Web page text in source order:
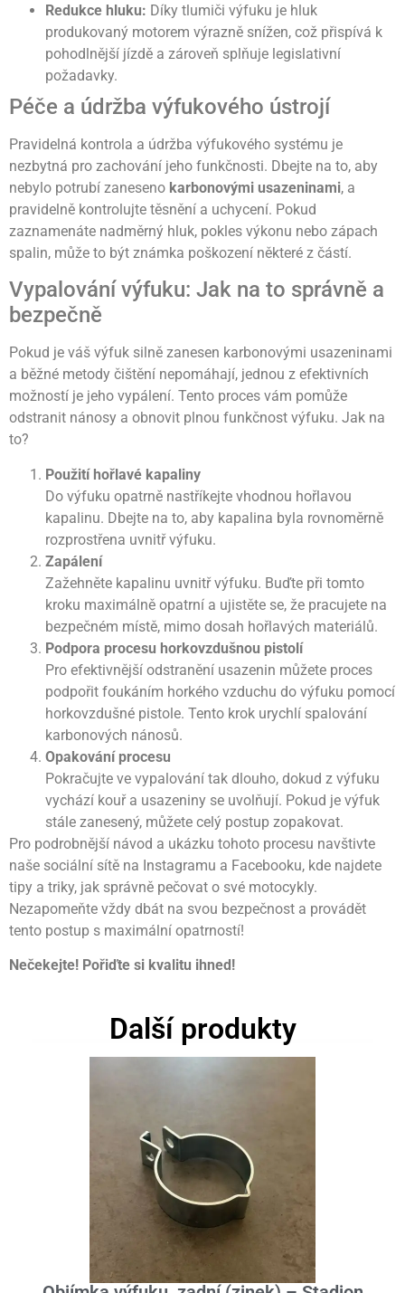
Redukce hluku: Díky tlumiči výfuku je hluk
produkovaný motorem výrazně snížen, což přispívá k
pohodlnější jízdě a zároveň splňuje legislativní
požadavky.
Péče a údržba výfukového ústrojí
Pravidelná kontrola a údržba výfukového systému je
nezbytná pro zachování jeho funkčnosti. Dbejte na to, aby
nebylo potrubí zaneseno karbonovými usazeninami, a
pravidelně kontrolujte těsnění a uchycení. Pokud
zaznamenáte nadměrný hluk, pokles výkonu nebo zápach
spalin, může to být známka poškození některé z částí.
Vypalování výfuku: Jak na to správně a
bezpečně
Pokud je váš výfuk silně zanesen karbonovými usazeninami
a běžné metody čištění nepomáhají, jednou z efektivních
možností je jeho vypálení. Tento proces vám pomůže
odstranit nánosy a obnovit plnou funkčnost výfuku. Jak na
to?
Použití hořlavé kapaliny
Do výfuku opatrně nastříkejte vhodnou hořlavou
kapalinu. Dbejte na to, aby kapalina byla rovnoměrně
rozprostřena uvnitř výfuku.
Zapálení
Zažehněte kapalinu uvnitř výfuku. Buďte při tomto
kroku maximálně opatrní a ujistěte se, že pracujete na
bezpečném místě, mimo dosah hořlavých materiálů.
Podpora procesu horkovzdušnou pistolí
Pro efektivnější odstranění usazenin můžete proces
podpořit foukáním horkého vzduchu do výfuku pomocí
horkovzdušné pistole. Tento krok urychlí spalování
karbonových nánosů.
Opakování procesu
Pokračujte ve vypalování tak dlouho, dokud z výfuku
vychází kouř a usazeniny se uvolňují. Pokud je výfuk
stále zanesený, můžete celý postup zopakovat.
Pro podrobnější návod a ukázku tohoto procesu navštivte
naše sociální sítě na Instagramu a Facebooku, kde najdete
tipy a triky, jak správně pečovat o své motocykly.
Nezapomeňte vždy dbát na svou bezpečnost a provádět
tento postup s maximální opatrností!
Nečekejte! Pořiďte si kvalitu ihned!
Další produkty